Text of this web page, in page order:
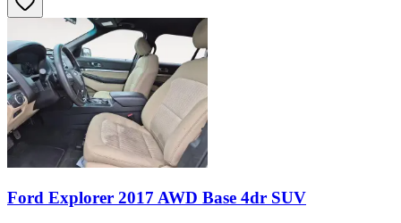
Ford Explorer 2017 AWD Base 4dr SUV